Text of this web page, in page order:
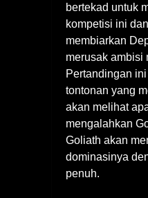
bertekad untuk
kompetisi ini
membiarkan
merusak ambisi
Pertandingan
tontonan yang
akan melihat
mengalahkan
Goliath akan
dominasinya
penuh.